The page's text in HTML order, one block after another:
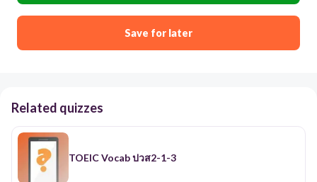
Save for later
Related quizzes
TOEIC Vocab ปวส2-1-3